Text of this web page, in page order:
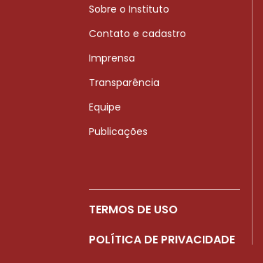
Sobre o Instituto
Contato e cadastro
Imprensa
Transparência
Equipe
Publicações
TERMOS DE USO
POLÍTICA DE PRIVACIDADE